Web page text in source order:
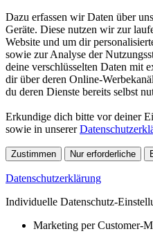
Dazu erfassen wir Daten über
Geräte. Diese nutzen wir zur
Website und um dir
sowie zur Analyse der
deine verschlüsselten Daten mit
dir über deren Online-
du deren Dienste bereits selbst
Erkundige dich bitte vor deiner
sowie in unserer
Zustimmen Nur erforderliche
Datenschutzerklärung
Individuelle Datenschutz-
Marketing per Customer-